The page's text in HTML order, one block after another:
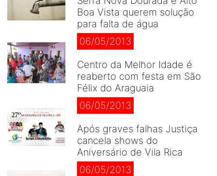
Boa Vista querem solução
para falta de água
06/05/2013
Centro da Melhor Idade é
reaberto com festa em São
Félix do Araguaia
06/05/2013
Após graves falhas Justiça
cancela shows do
Aniversário de Vila Rica
06/05/2013